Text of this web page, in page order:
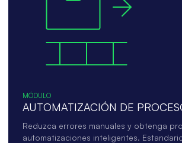
MÓDULO
AUTOMATIZACIÓN DE
Reduzca errores manuales y obtenga
automatizaciones inteligentes.